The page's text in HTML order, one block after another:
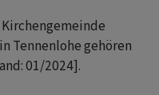
Tennenlohe gehören
01/2024].